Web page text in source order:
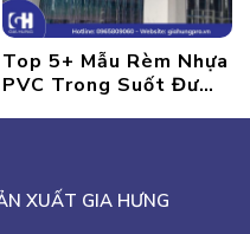
Top 5+ Mẫu Rèm Nhựa
PVC Trong Suốt Được
XUẤT GIA HƯNG